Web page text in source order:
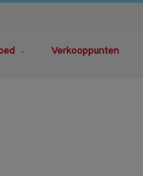
Verkooppunten